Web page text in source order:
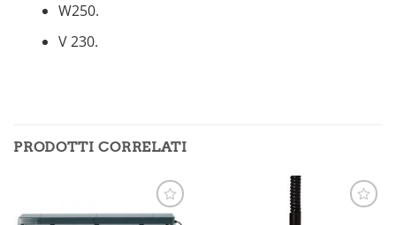
W250.
V 230.
PRODOTTI CORRELATI